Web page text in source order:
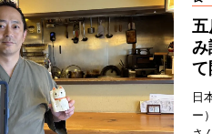
五
て
日
ー